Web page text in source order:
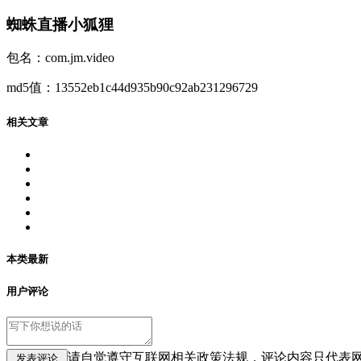
蜘蛛直播小狐狸
包名：com.jm.video
md5值：13552eb1c44d935b90c92ab231296729
相关文章
本类最新
用户评论
请自觉遵守互联网相关政策法规，评论内容只代表